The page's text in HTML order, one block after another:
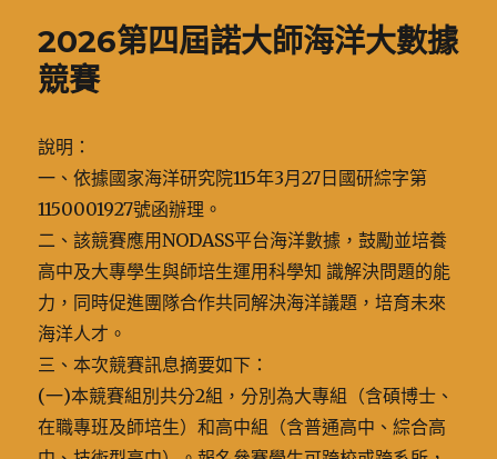
2026第四屆諾大師海洋大數據
競賽
說明：
一、依據國家海洋研究院115年3月27日國研綜字第
1150001927號函辦理。
二、該競賽應用NODASS平台海洋數據，鼓勵並培養
高中及大專學生與師培生運用科學知 識解決問題的能
力，同時促進團隊合作共同解決海洋議題，培育未來
海洋人才。
三、本次競賽訊息摘要如下：
(一)本競賽組別共分2組，分別為大專組（含碩博士、
在職專班及師培生）和高中組（含普通高中、綜合高